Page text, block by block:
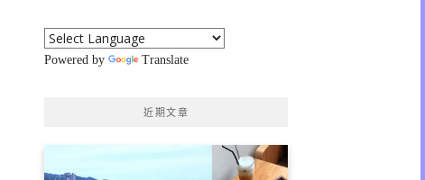
Powered by Translate
近期文章